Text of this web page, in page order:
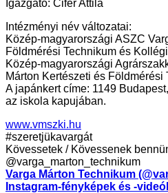
Igazgató: Cifer Attila
Intézményi név változatai:
Közép-magyarországi ASZC
Földmérési Technikum és
Közép-magyarországi
Márton Kertészeti és
A japánkert címe: 1149
az iskola kapujában.
www.vmszki.hu
#szeretjükavargát
Kövessetek / Kövessenek
@varga_marton_technikum
Varga Márton Technikum
Instagram-fényképek és -